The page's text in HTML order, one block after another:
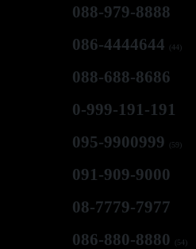
088-979-8888
086-4444644 (44)
088-688-8686
0-999-191-191
095-9900999 (59)
091-909-9000
08-7779-7977
086-880-8880 (54)